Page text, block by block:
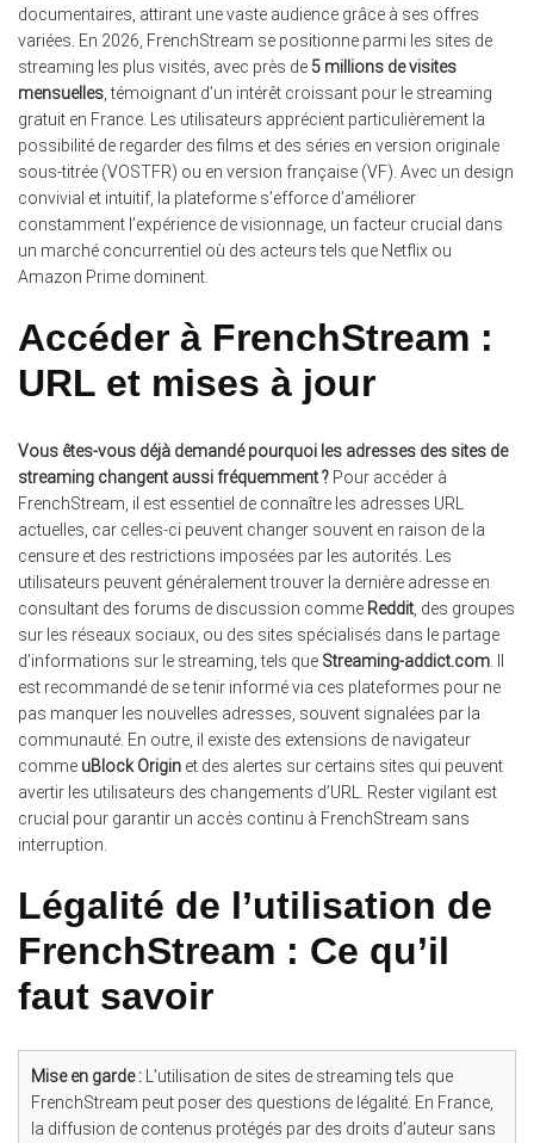
documentaires, attirant une vaste audience grâce à ses offres
variées. En 2026, FrenchStream se positionne parmi les sites de
streaming les plus visités, avec près de 5 millions de visites
mensuelles, témoignant d’un intérêt croissant pour le streaming
gratuit en France. Les utilisateurs apprécient particulièrement la
possibilité de regarder des films et des séries en version originale
sous-titrée (VOSTFR) ou en version française (VF). Avec un design
convivial et intuitif, la plateforme s’efforce d’améliorer
constamment l’expérience de visionnage, un facteur crucial dans
un marché concurrentiel où des acteurs tels que Netflix ou
Amazon Prime dominent.
Accéder à FrenchStream :
URL et mises à jour
Vous êtes-vous déjà demandé pourquoi les adresses des sites de
streaming changent aussi fréquemment ? Pour accéder à
FrenchStream, il est essentiel de connaître les adresses URL
actuelles, car celles-ci peuvent changer souvent en raison de la
censure et des restrictions imposées par les autorités. Les
utilisateurs peuvent généralement trouver la dernière adresse en
consultant des forums de discussion comme Reddit , des groupes
sur les réseaux sociaux, ou des sites spécialisés dans le partage
d’informations sur le streaming, tels que Streaming-addict.com
est recommandé de se tenir informé via ces plateformes pour ne
pas manquer les nouvelles adresses, souvent signalées par la
communauté. En outre, il existe des extensions de navigateur
comme uBlock Origin et des alertes sur certains sites qui peuvent
avertir les utilisateurs des changements d’URL. Rester vigilant est
crucial pour garantir un accès continu à FrenchStream sans
interruption.
Légalité de l’utilisation de
FrenchStream : Ce qu’il
faut savoir
Mise en garde : L’utilisation de sites de streaming tels que
FrenchStream peut poser des questions de légalité. En France,
la diffusion de contenus protégés par des droits d’auteur sans